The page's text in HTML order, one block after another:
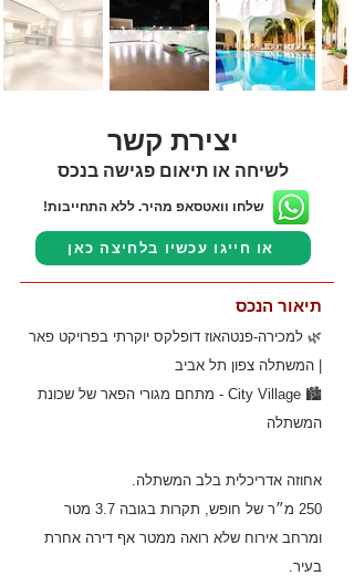
יצירת קשר
לשיחה או תיאום פגישה בנכס
שלחו וואטסאפ מהיר. ללא התחייבות!
או חייגו עכשיו בלחיצה כאן
תיאור הנכס
🌿 למכירה-פנטהאוז דופלקס יוקרתי בפרויקט פאר
| המשתלה צפון תל אביב
🏙️ City Village - מתחם מגורי הפאר של שכונת
המשתלה
אחוזה אדריכלית בלב המשתלה.
250 מ״ר של חופש, תקרות בגובה 3.7 מטר
ומרחב אירוח שלא רואה ממטר אף דירה אחרת
בעיר.